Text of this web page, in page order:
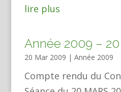
lire plus
Année 2009 –
20 Mar 2009 | Année 2009
Compte rendu du